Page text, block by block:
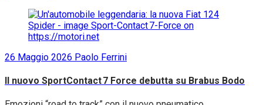
26 Maggio 2026 Paolo Ferrini
Il nuovo SportContact 7 Force debutta su Brabus Bodo